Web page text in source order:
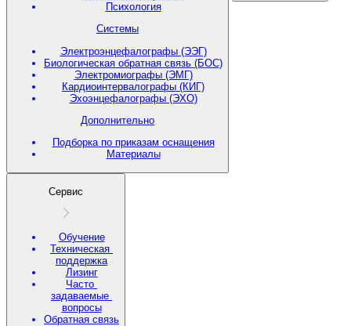
Психология
Системы
Электроэнцефалографы (ЭЭГ)
Биологическая обратная связь (БОС)
Электромиографы (ЭМГ)
Кардиоинтервалографы (КИГ)
Эхоэнцефалографы (ЭХО)
Дополнительно
Подборка по приказам оснащения
Материалы
Сервис
Обучение
Техническая
поддержка
Лизинг
Часто
задаваемые
вопросы
Обратная связь